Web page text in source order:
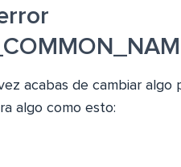
acabas de cambiar
algo como esto: